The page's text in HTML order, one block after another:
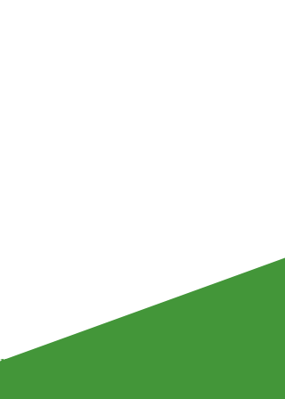
in the